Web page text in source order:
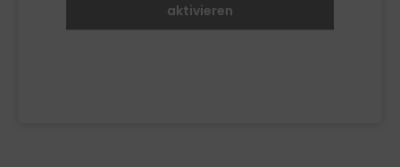
aktivieren